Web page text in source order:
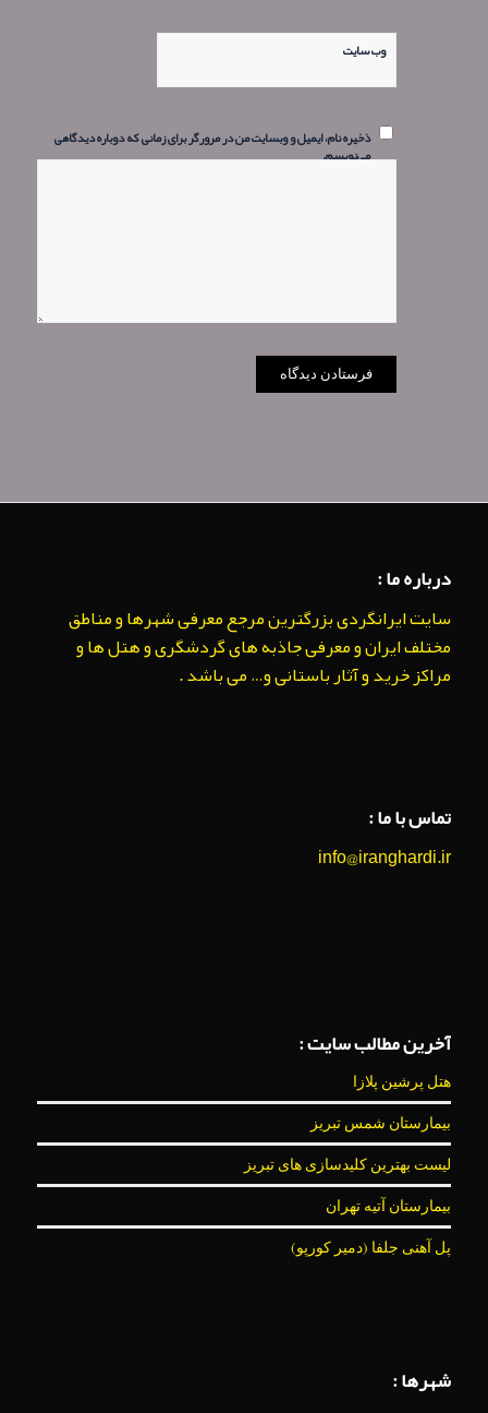
وب‌ سایت
ذخیره نام، ایمیل و وبسایت من در مرورگر برای زمانی که دوباره دیدگاهی
می‌نویسم.
درباره ما :
سایت ایرانگردی بزرگترین مرجع معرفی شهرها و مناطق
مختلف ایران و معرفی جاذبه های گردشگری و هتل ها و
مراکز خرید و آثار باستانی و… می باشد .
تماس با ما :
info@iranghardi.ir
آخرین مطالب سایت :
هتل پرشین پلازا
بیمارستان شمس تبریز
لیست بهترین کلیدسازی های تبریز
بیمارستان آتیه تهران
پل آهنی جلفا (دمیر کورپو)
شهرها :